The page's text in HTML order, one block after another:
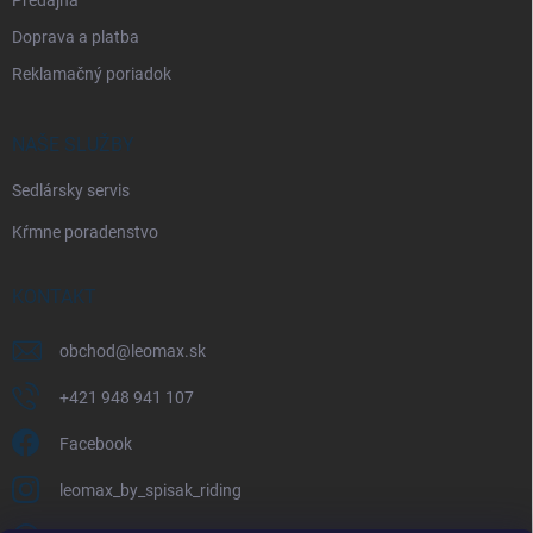
Doprava a platba
Reklamačný poriadok
NAŠE SLUŽBY
Sedlársky servis
Kŕmne poradenstvo
KONTAKT
obchod@ leomax.sk
+421 948 941 107
Facebook
leomax_by_spisak_riding